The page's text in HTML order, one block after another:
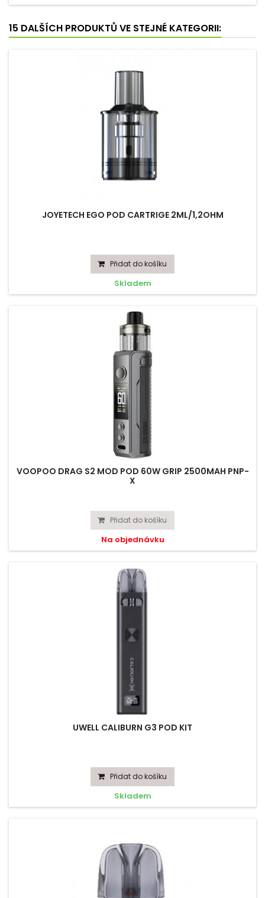
15 DALŠÍCH PRODUKTŮ VE STEJNÉ KATEGORII:
JOYETECH EGO POD CARTRIGE 2ML/1,2OHM
Přidat do košíku
Skladem
VOOPOO DRAG S2 MOD POD 60W GRIP 2500MAH PNP-
X
Přidat do košíku
Na objednávku
UWELL CALIBURN G3 POD KIT
Přidat do košíku
Skladem